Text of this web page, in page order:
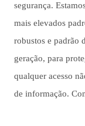
segurança.
mais elevados
robustos e padrão
geração, para
qualquer acesso
de informação.